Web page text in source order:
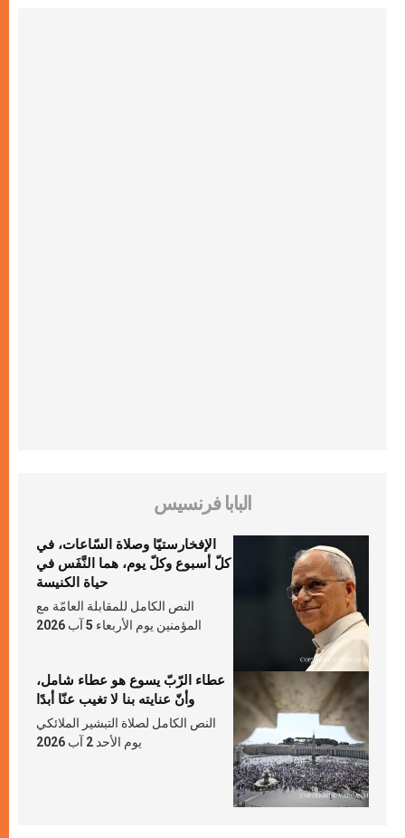
البابا فرنسيس
الإفخارستيّا وصلاة السّاعات، في
كلّ أسبوع وكلّ يوم، هما النَّفَس في
حياة الكنيسة
النص الكامل للمقابلة العامّة مع
المؤمنين يوم الأربعاء 5 آب 2026
عطاء الرّبّ يسوع هو عطاء شامل،
وأنّ عنايته بنا لا تغيب عنّا أبدًا
النص الكامل لصلاة التبشير الملائكي
يوم الأحد 2 آب 2026